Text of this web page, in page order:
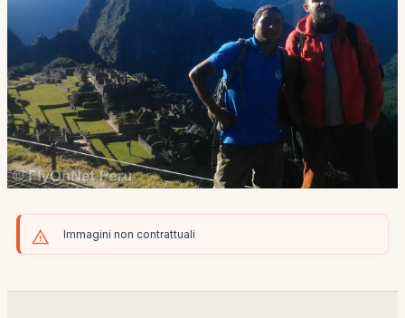
Immagini non contrattuali